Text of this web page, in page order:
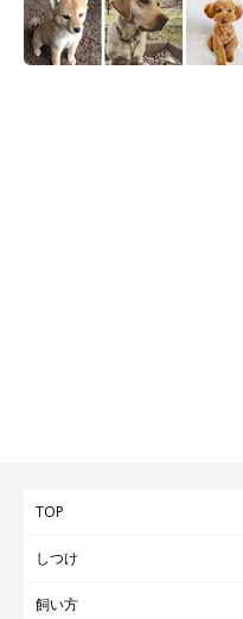
TOP
しつけ
飼い方